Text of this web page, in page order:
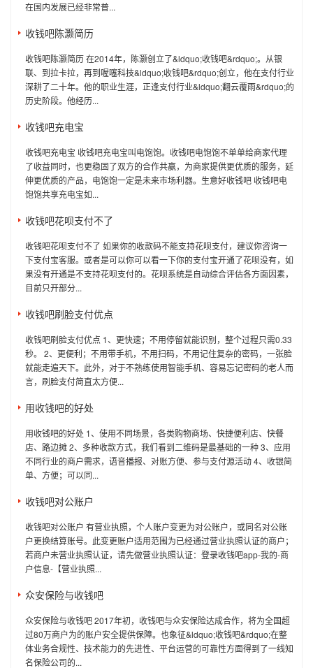
在国内发展已经非常普...
收钱吧陈灏简历
收钱吧陈灏简历 在2014年，陈灏创立了&ldquo;收钱吧&rdquo;。从银
联、到拉卡拉，再到喔噻科技&ldquo;收钱吧&rdquo;创立，他在支付行业
深耕了二十年。他的职业生涯，正逢支付行业&ldquo;翻云覆雨&rdquo;的
历史阶段。他经历...
收钱吧充电宝
收钱吧充电宝 收钱吧充电宝叫电饱饱。收钱吧电饱饱不单单给商家代理
了收益同时，也更稳固了双方的合作共赢，为商家提供更优质的服务，延
伸更优质的产品，电饱饱一定是未来市场利器。生意好收钱吧 收钱吧电
饱饱共享充电宝如...
收钱吧花呗支付不了
收钱吧花呗支付不了 如果你的收款码不能支持花呗支付，建议你咨询一
下支付宝客服。或者是可以你可以看一下你的支付宝开通了花呗没有，如
果没有开通是不支持花呗支付的。花呗系统是自动综合评估各方面因素，
目前只开部分...
收钱吧刷脸支付优点
收钱吧刷脸支付优点 1、更快速；不用停留就能识别，整个过程只需0.33
秒。 2、更便利；不用带手机，不用扫码，不用记住复杂的密码，一张脸
就能走遍天下。此外，对于不熟练使用智能手机、容易忘记密码的老人而
言，刷脸支付简直太方便...
用收钱吧的好处
用收钱吧的好处 1、使用不同场景，各类购物商场、快捷便利店、快餐
店、路边摊 2、多种收款方式，我们看到二维码是最基础的一种 3、应用
不同行业的商户需求，语音播报、对账方便、参与支付源活动 4、收银简
单、方便；可以同...
收钱吧对公账户
收钱吧对公账户 有营业执照，个人账户变更为对公账户，或同名对公账
户更换结算账号。此变更账户适用范围为已经通过营业执照认证的商户；
若商户未营业执照认证，请先做营业执照认证：登录收钱吧app-我的-商
户信息-【营业执照...
众安保险与收钱吧
众安保险与收钱吧 2017年初，收钱吧与众安保险达成合作，将为全国超
过80万商户为的账户安全提供保障。也象征&ldquo;收钱吧&rdquo;在整
体业务合规性、技术能力的先进性、平台运营的可靠性方面得到了一线知
名保险公司的...